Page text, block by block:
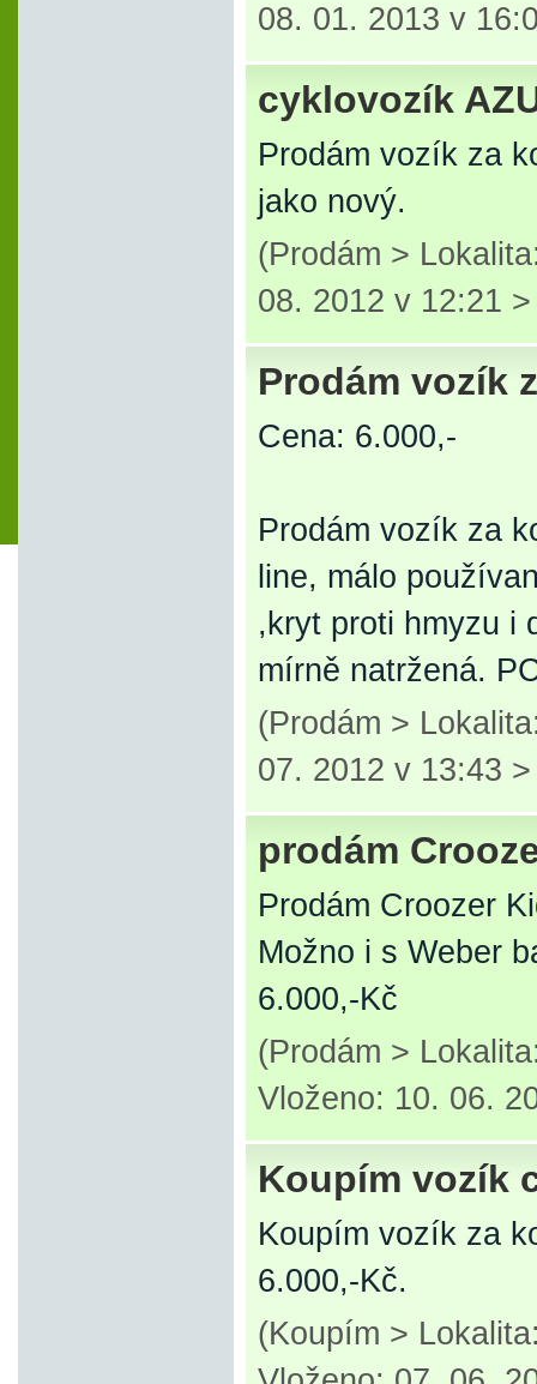
08. 01. 2013 v
cyklovozík
Prodám vozík za
jako nový.
(Prodám >
08. 2012 v 12:21
Prodám vozík
Cena: 6.000,-
Prodám vozík za
line, málo
,kryt proti hmyzu i
mírně natržená.
(Prodám >
07. 2012 v 13:43
prodám
Prodám Croozer
Možno i s Weber
6.000,-Kč
(Prodám >
Vloženo: 10. 06.
Koupím vozík
Koupím vozík za
6.000,-Kč.
(Koupím >